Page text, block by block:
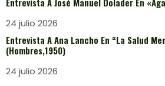
Entrevista A José Manuel Dolader En
24 julio 2026
Entrevista A Ana Lancho En “La Salud
(Hombres,1950)
24 julio 2026